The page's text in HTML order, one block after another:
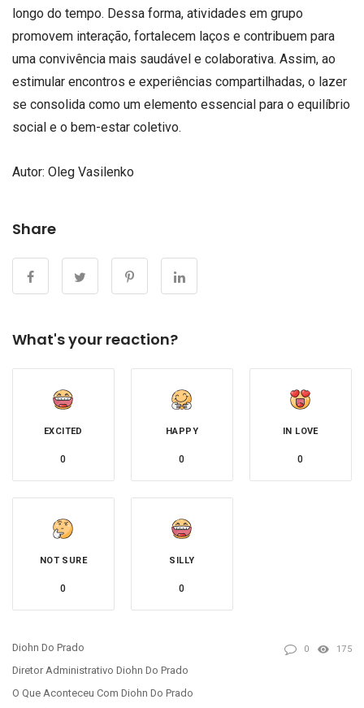
longo do tempo. Dessa forma, atividades em grupo
promovem interação, fortalecem laços e contribuem para
uma convivência mais saudável e colaborativa. Assim, ao
estimular encontros e experiências compartilhadas, o lazer
se consolida como um elemento essencial para o equilíbrio
social e o bem-estar coletivo.
Autor: Oleg Vasilenko
Share
What's your reaction?
EXCITED
0
HAPPY
0
IN LOVE
0
NOT SURE
0
SILLY
0
Diohn Do Prado
Diretor Administrativo Diohn Do Prado
O Que Aconteceu Com Diohn Do Prado
0 175